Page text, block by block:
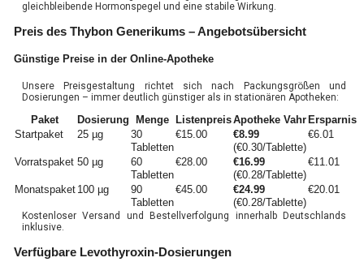
gleichbleibende Hormonspegel und eine stabile Wirkung.
Preis des Thybon Generikums – Angebotsübersicht
Günstige Preise in der Online-Apotheke
Unsere Preisgestaltung richtet sich nach Packungsgrößen und
Dosierungen – immer deutlich günstiger als in stationären Apotheken:
Paket Dosierung Menge ListenpreisApotheke VahrErsparnis
Startpaket
25 µg
30
Tabletten
€15.00
€8.99
(€0.30/Tablette)
€6.01
Vorratspaket 50 µg
60
Tabletten
€28.00
€16.99
(€0.28/Tablette)
€11.01
Monatspaket 100 µg
90
Tabletten
€45.00
€24.99
(€0.28/Tablette)
€20.01
Kostenloser Versand und Bestellverfolgung innerhalb Deutschlands
inklusive.
Verfügbare Levothyroxin-Dosierungen